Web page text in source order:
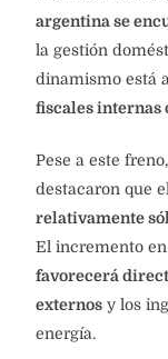
argentina se
la gestión
dinamismo está
fiscales internas
Pese a este
destacaron que el
relativamente
El incremento
favorecerá
externos y los
energía.